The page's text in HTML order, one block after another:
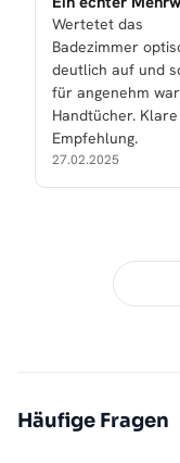
Wertetet das
Badezimmer
deutlich auf und
für angenehm
Handtücher. Klare
Empfehlung.
27.02.2025
Häufige Fragen